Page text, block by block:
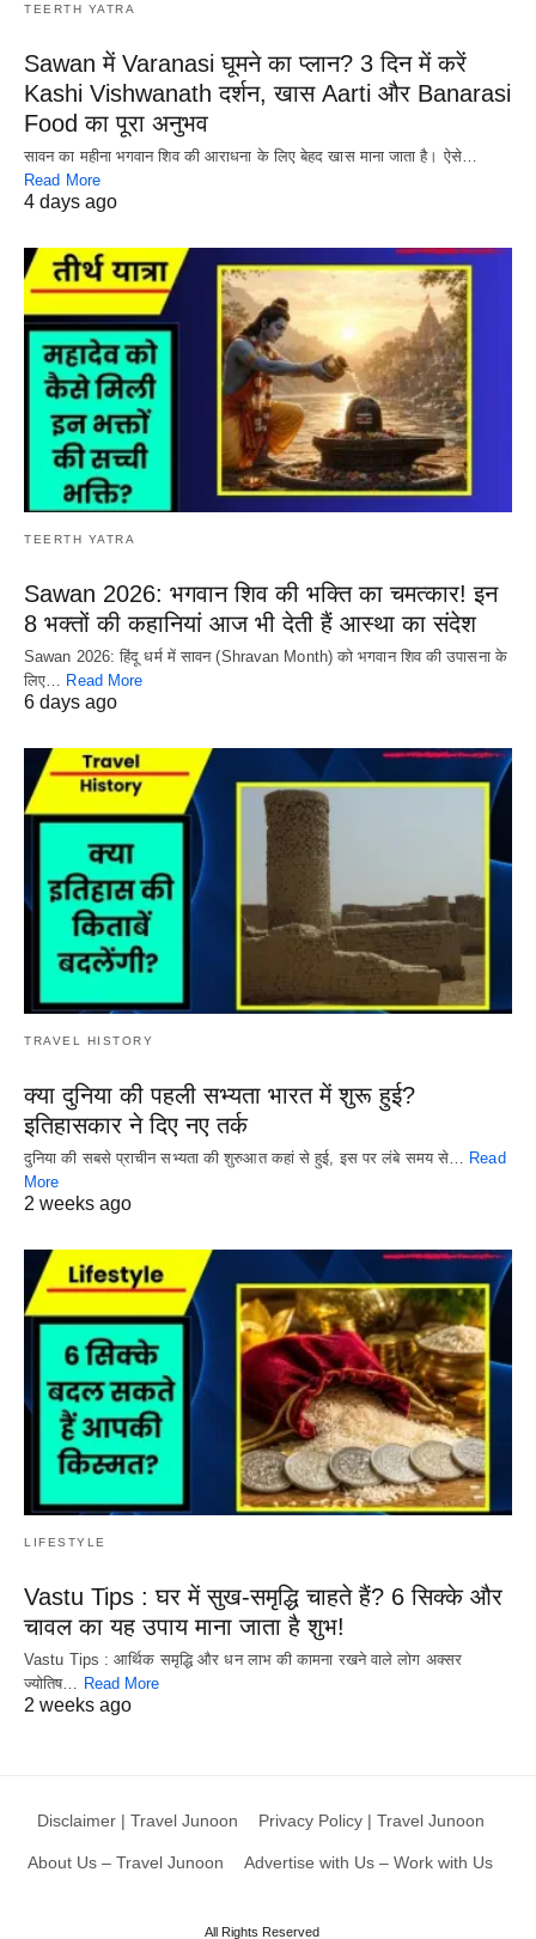
TEERTH YATRA
Sawan में Varanasi घूमने का प्लान? 3 दिन में करें
Kashi Vishwanath दर्शन, खास Aarti और Banarasi
Food का पूरा अनुभव
सावन का महीना भगवान शिव की आराधना के लिए बेहद खास माना जाता है। ऐसे…
Read More
4 days ago
TEERTH YATRA
Sawan 2026: भगवान शिव की भक्ति का चमत्कार! इन
8 भक्तों की कहानियां आज भी देती हैं आस्था का संदेश
Sawan 2026: हिंदू धर्म में सावन (Shravan Month) को भगवान शिव की उपासना के
लिए… Read More
6 days ago
TRAVEL HISTORY
क्या दुनिया की पहली सभ्यता भारत में शुरू हुई?
इतिहासकार ने दिए नए तर्क
दुनिया की सबसे प्राचीन सभ्यता की शुरुआत कहां से हुई, इस पर लंबे समय से…
Read
More
2 weeks ago
LIFESTYLE
Vastu Tips : घर में सुख-समृद्धि चाहते हैं? 6 सिक्के और
चावल का यह उपाय माना जाता है शुभ!
Vastu Tips : आर्थिक समृद्धि और धन लाभ की कामना रखने वाले लोग अक्सर
ज्योतिष… Read More
2 weeks ago
Disclaimer | Travel Junoon Privacy Policy | Travel Junoon
About Us – Travel Junoon Advertise with Us – Work with Us
All Rights Reserved